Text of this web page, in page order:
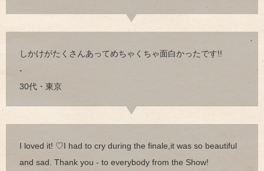
しかけがたくさんあってめちゃくちゃ面白かったです!!
-
30代・東京
I loved it! ♡I had to cry during the finale,it was so beautiful
and sad. Thank you - to everybody from the Show!